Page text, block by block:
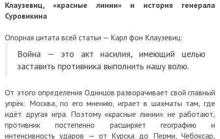
Клаузевиц, «красные линии» и история генерала
Суровикина
Опорная цитата всей статьи — Карл фон Клаузевиц:
Война — это акт насилия, имеющий целью
заставить противника выполнить нашу волю.
От этого определения Одинцов разворачивает свой главный
упрёк: Москва, по его мнению, играет в шахматы там, где
идёт другая игра. Поэтому «красные линии» не работают,
противник постепенно расширяет географию и
интенсивность ударов — от Курска до Перми, Чебоксар,